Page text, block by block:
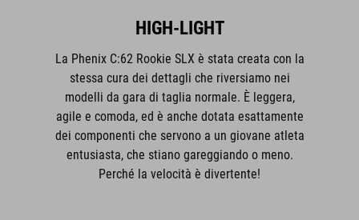
HIGH-LIGHT
La Phenix C:62 Rookie SLX è stata creata con la
stessa cura dei dettagli che riversiamo nei
modelli da gara di taglia normale. È leggera,
agile e comoda, ed è anche dotata esattamente
dei componenti che servono a un giovane atleta
entusiasta, che stiano gareggiando o meno.
Perché la velocità è divertente!